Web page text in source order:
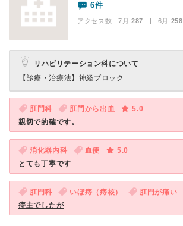
6件
アクセス数 7月:287 | 6月:258
リハビリテーション科について
【診療・治療法】 神経ブロック
肛門科 肛門から出血
5.0
親切で的確です。
消化器内科 血便
5.0
とても丁寧です
肛門科 いぼ痔（痔核） 肛門が痛い
痔主でしたが